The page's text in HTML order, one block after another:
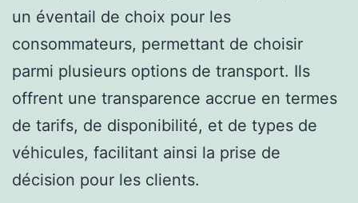
un éventail de choix pour les
consommateurs, permettant de choisir
parmi plusieurs options de transport. Ils
offrent une transparence accrue en termes
de tarifs, de disponibilité, et de types de
véhicules, facilitant ainsi la prise de
décision pour les clients.